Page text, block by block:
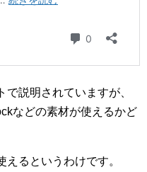
説明されていますが、
などの素材が使えるかど
るというわけです。